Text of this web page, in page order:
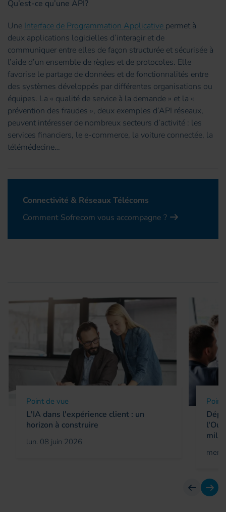
Qu’est-ce qu’une API?
Une Interface de Programmation Applicative permet à
deux applications logicielles d’interagir et de
communiquer entre elles de façon structurée et sécurisée à
l’aide d’un ensemble de règles et de protocoles. Elle
favorise le partage de données et de fonctionnalités entre
des systèmes développés par différentes organisations ou
équipes. La « qualité de service à la demande » et la «
prévention des fraudes », deux exemples d’API réseaux,
peuvent intéresser de nombreux secteurs d’activité : les
services financiers, le e-commerce, la voiture connectée, la
télémédecine…
Connectivité & Réseaux Télécoms
Comment Sofrecom vous accompagne ?
Point de vue
L'IA dans l'expérience client : un
horizon à construire
lun. 08 juin 2026
Point
mer.
Avant